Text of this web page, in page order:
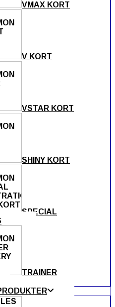
VMAX KORT
V KORT
VSTAR KORT
SHINY KORT
SPECIAL
TRAINER